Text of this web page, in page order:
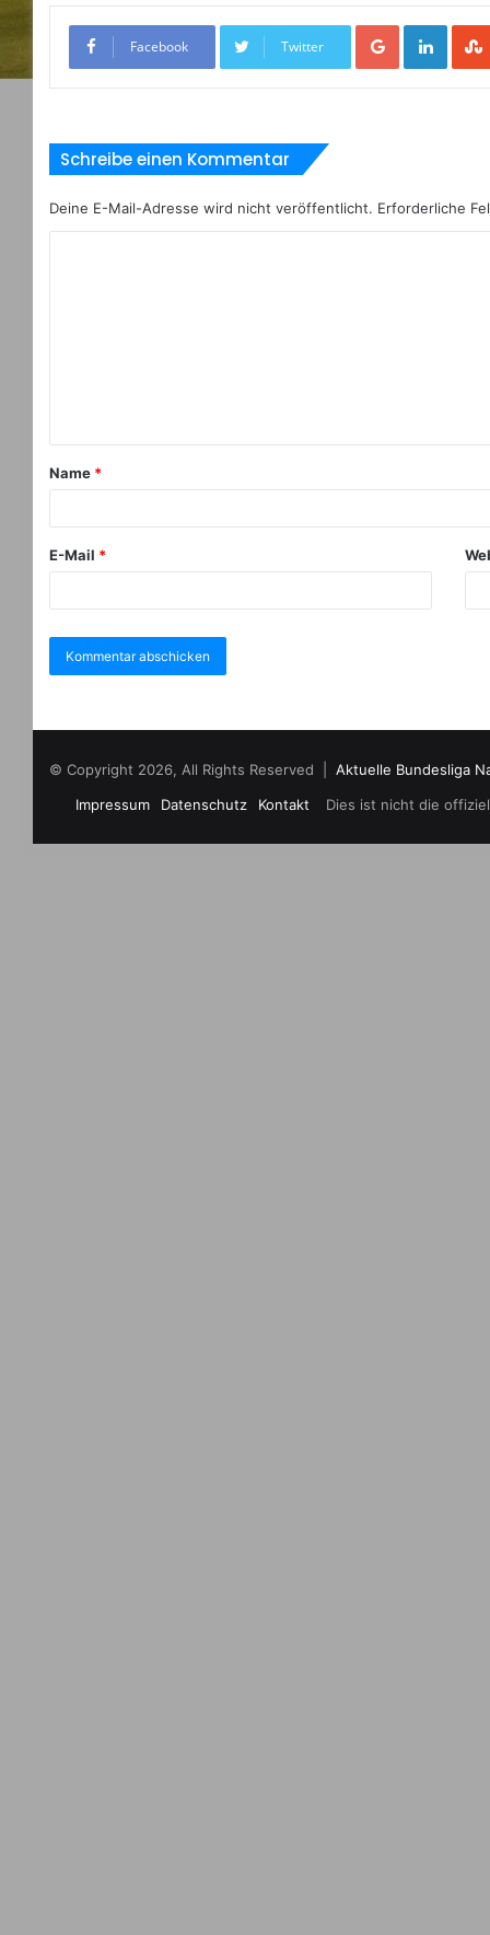
Facebook Twitter
Google+ LinkedIn
Schreibe einen Kommentar
Deine E-Mail-Adresse wird nicht veröffentlicht. Erforderliche
Name *
E-Mail *
© Copyright 2026, All Rights Reserved | Aktuelle Bundesliga
Dies ist nicht die
Impressum Datenschutz Kontakt